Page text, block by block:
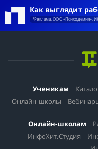
Как выглядит
*Реклама. ООО «Психодемия».
Ученикам
Онлайн-школы
Онлайн-школам
ИнфоХит.Студия